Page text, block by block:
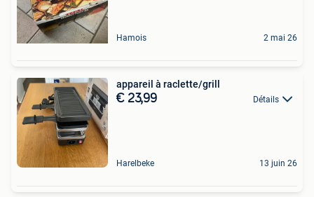
Hamois 2 mai 26
appareil à raclette/grill
€ 23,99 Détails
Harelbeke 13 juin 26